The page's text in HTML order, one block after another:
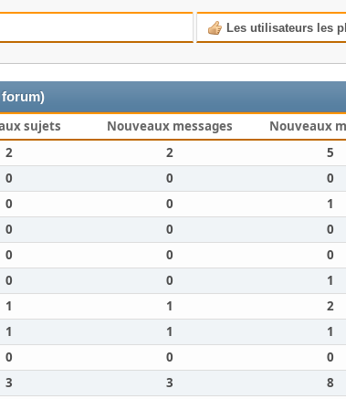
Les utilisateurs les
sujets Nouveaux messages Nouveaux
2 2 5
0 0 0
0 0 1
0 0 0
0 0 0
0 0 1
1 1 2
1 1 1
0 0 0
3 3 8